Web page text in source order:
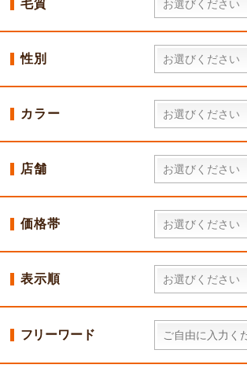
毛質
性別
カラー
店舗
価格帯
表示順
フリーワード